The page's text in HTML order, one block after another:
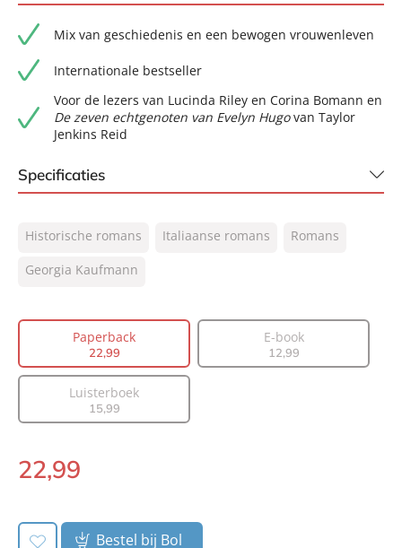
Mix van geschiedenis en een bewogen vrouwenleven
Internationale bestseller
Voor de lezers van Lucinda Riley en Corina Bomann en
De zeven echtgenoten van Evelyn Hugovan Taylor
Jenkins Reid
Specificaties
NUR:
302
Type:
Vertaler:
Valérie Janssen
Aantal pagina's:
480
Uitgever:
Verschijningsdatum:
09-04-2024
Historische romans Italiaanse romans
Romans
Georgia Kaufmann
Paperback
22,99
E-book
12,99
Luisterboek
15,99
Paperback:
22,99
Bestel bij Bol